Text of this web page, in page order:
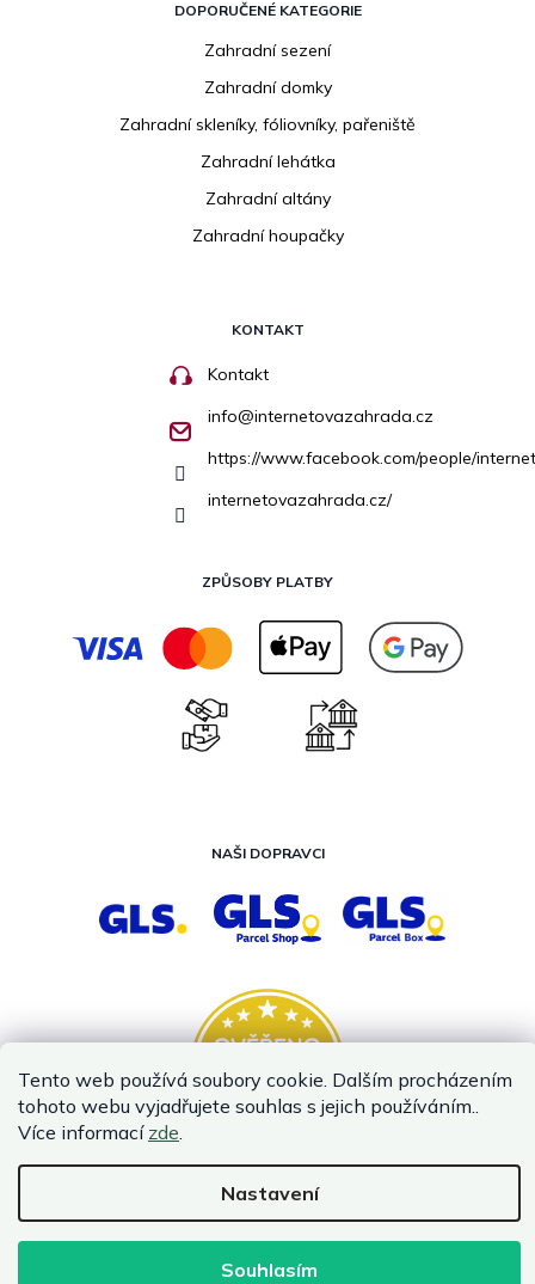
Tento web používá soubory cookie. Dalším procházením
tohoto webu vyjadřujete souhlas s jejich používáním..
Více informací zde.
Nastavení
Souhlasím
DOPORUČENÉ KATEGORIE
Zahradní sezení
Zahradní domky
Zahradní skleníky, fóliovníky, pařeniště
Zahradní lehátka
Zahradní altány
Zahradní houpačky
KONTAKT
Kontakt
info@internetovazahrada.cz
https://www.facebook.com/people/
internetovazahrada.cz/
ZPŮSOBY PLATBY
NAŠI DOPRAVCI
Vytvořil Shoptet